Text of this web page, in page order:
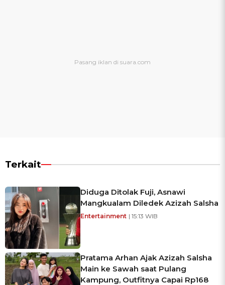
Terkait
Diduga Ditolak Fuji, Asnawi
Mangkualam Diledek Azizah Salsha
Entertainment | 15:13 WIB
Pratama Arhan Ajak Azizah Salsha
Main ke Sawah saat Pulang
Kampung, Outfitnya Capai Rp168